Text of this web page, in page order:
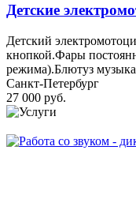
Детские
Детский
кнопкой.Фары
режима).Блютуз
Санкт-Петербург
27 000 руб.